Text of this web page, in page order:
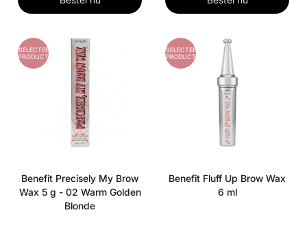
GESELECTEERD
PRODUCT
Benefit Precisely My Brow
Wax 5 g - 02 Warm Golden
Blonde
GESELECTEERD
PRODUCT
Benefit Fluff Up Brow Wax
6 ml